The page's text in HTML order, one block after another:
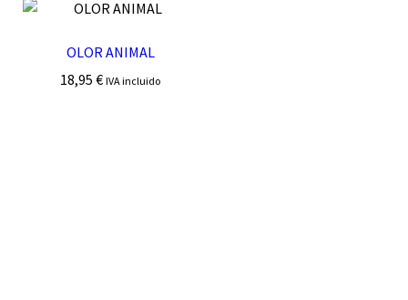
OLOR ANIMAL
18,95€ IVA incluido